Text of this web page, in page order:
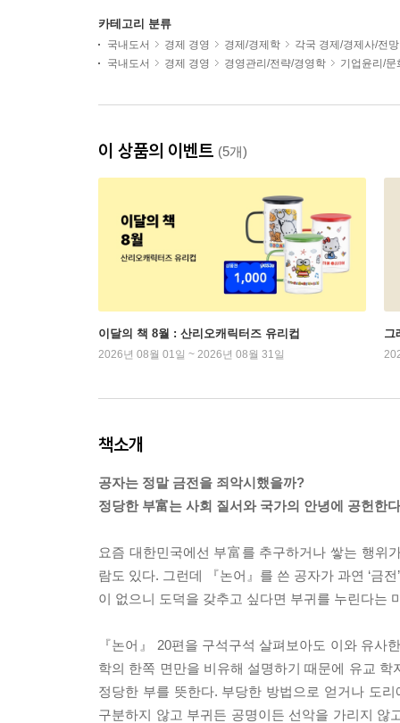
카테고리 분류
국내도서 경제 경영 경제/경제학
각국 경제/경제사/전망
국내도서
경제 경영 경영관리/전략/경영학 기업윤리/문
이 상품의 이벤트 (5개)
이달의 책 8월 : 산리오캐릭터즈 유리컵
2026년 08월 01일 ~ 2026년 08월 31일
그
책소개
공자는 정말 금전을 죄악시했을까?
정당한 부富는 사회 질서와 국가의 안녕에 공헌한다
요즘 대한민국에선 부富를 추구하거나 쌓는 행위
람도 있다. 그런데 『논어』를 쓴 공자가 과연 ‘금
이 없으니 도덕을 갖추고 싶다면 부귀를 누린다는
『논어』 20편을 구석구석 살펴보아도 이와 유사
학의 한쪽 면만을 비유해 설명하기 때문에 유교
정당한 부를 뜻한다. 부당한 방법으로 얻거나 도
구분하지 않고 부귀든 공명이든 선악을 가리지